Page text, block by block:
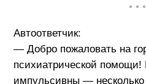
• • •
Автоответчик:
— Добро пожаловать на
психиатрической
импульсивны —